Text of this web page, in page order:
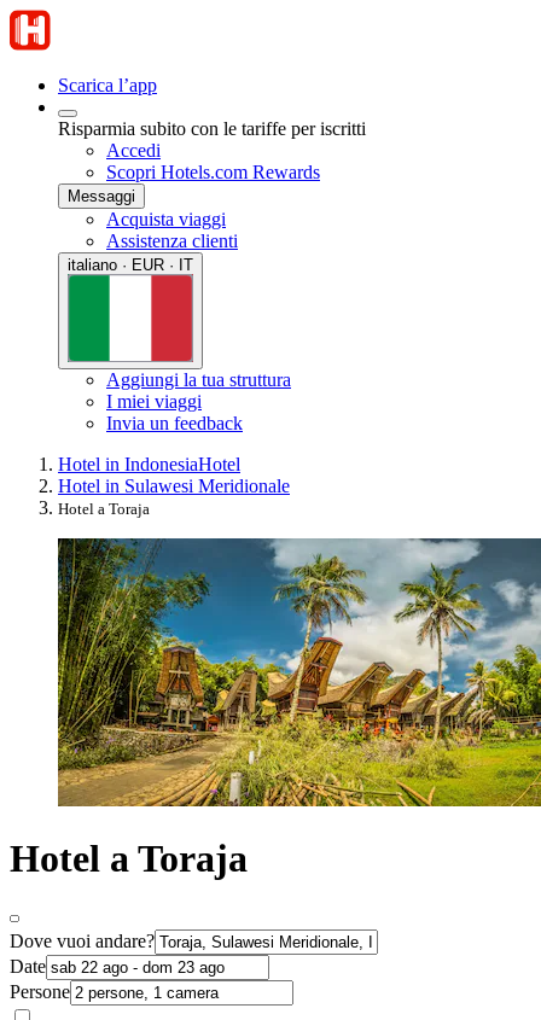
Scarica l’app
Risparmia subito con le tariffe per iscritti
Accedi
Scopri Hotels.com Rewards
Messaggi
Acquista viaggi
Assistenza clienti
italiano · EUR · IT
Aggiungi la tua struttura
I miei viaggi
Invia un feedback
Hotel in IndonesiaHotel
Hotel in Sulawesi Meridionale
Hotel a Toraja
Hotel a Toraja
Dove vuoi andare?
Date
Persone